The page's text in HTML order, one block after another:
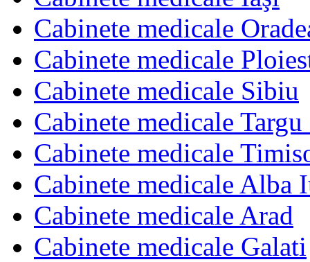
Cabinete medicale
Cabinete medicale
Cabinete medicale Sibiu
Cabinete medicale
Cabinete medicale
Cabinete medicale Alba
Cabinete medicale Arad
Cabinete medicale Galati